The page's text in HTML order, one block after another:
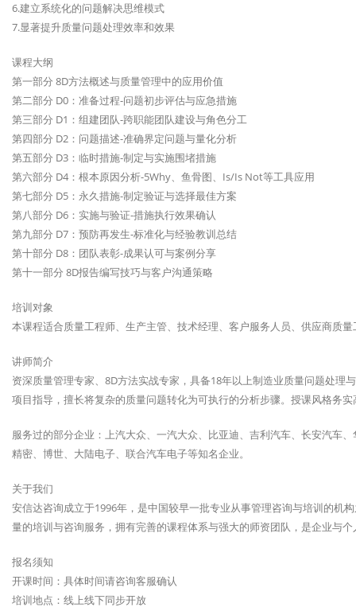
6.建立系统化的问题解决思维模式
7.显著提升质量问题处理效率和效果
课程大纲
第一部分 8D方法概述与质量管理中的应用价值
第二部分 D0：准备过程-问题初步评估与应急措施
第三部分 D1：组建团队-跨职能团队建设与角色分工
第四部分 D2：问题描述-准确界定问题与量化分析
第五部分 D3：临时措施-制定与实施围堵措施
第六部分 D4：根本原因分析-5Why、鱼骨图、Is/Is Not等工具应用
第七部分 D5：永久措施-制定验证与选择最佳方案
第八部分 D6：实施与验证-措施执行效果确认
第九部分 D7：预防再发生-标准化与经验教训总结
第十部分 D8：团队表彰-成果认可与案例分享
第十一部分 8D报告编写技巧与客户沟通策略
培训对象
本课程适合质量工程师、生产主管、技术经理、客户服务人员、供应商质
讲师简介
资深质量管理专家、8D方法实战专家，具备18年以上制造业质量问题处
项目指导，擅长将复杂的质量问题转化为可执行的分析步骤。授课风格务
服务过的部分企业：上汽大众、一汽大众、比亚迪、吉利汽车、长安汽车
精密、博世、大陆电子、联合汽车电子等知名企业。
关于我们
安信达咨询成立于1996年，是中国较早一批专业从事管理咨询与培训的机
量的培训与咨询服务，拥有完善的课程体系与强大的师资团队，是企业与
报名须知
开课时间：具体时间请咨询客服确认
培训地点：线上线下同步开放